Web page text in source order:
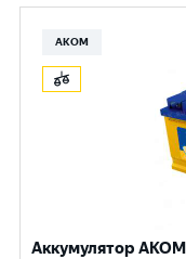
АКОМ
Аккумулятор